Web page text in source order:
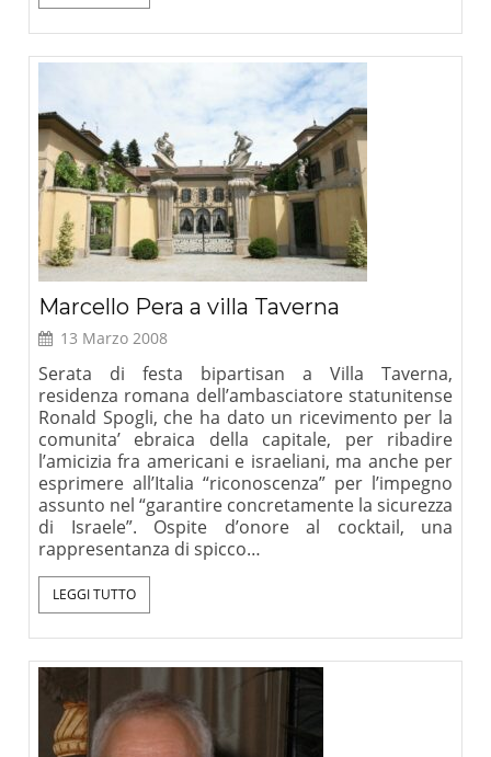
Marcello Pera a villa Taverna
13 Marzo 2008
Serata di festa bipartisan a Villa Taverna,
residenza romana dell’ambasciatore statunitense
Ronald Spogli, che ha dato un ricevimento per la
comunita’ ebraica della capitale, per ribadire
l’amicizia fra americani e israeliani, ma anche per
esprimere all’Italia “riconoscenza” per l’impegno
assunto nel “garantire concretamente la sicurezza
di Israele”. Ospite d’onore al cocktail, una
rappresentanza di spicco…
LEGGI TUTTO